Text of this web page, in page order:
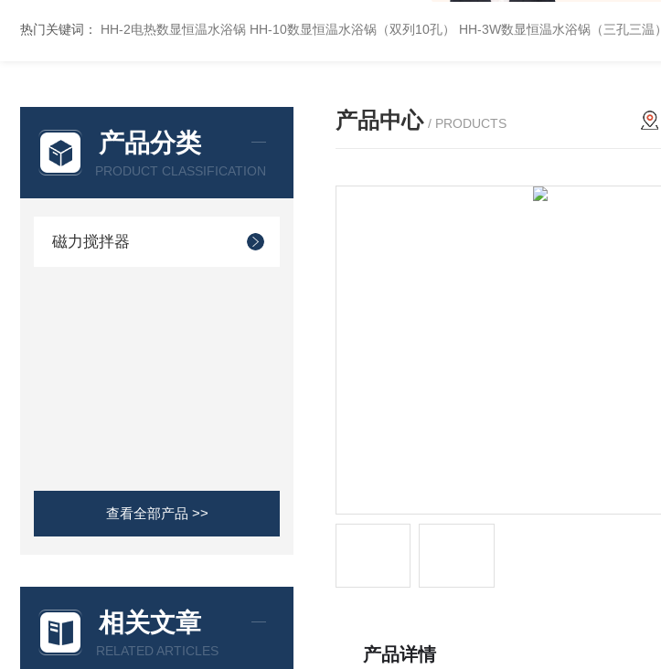
热门关键词： HH-2电热数显恒温水浴锅 HH-10数显恒温水浴锅（双列10孔） HH-3W数显恒温水浴锅（三孔三温）
产品分类
PRODUCT CLASSIFICATION
磁力搅拌器
查看全部产品 >>
相关文章
RELATED ARTICLES
产品中心 / PRODUCTS
产品详情